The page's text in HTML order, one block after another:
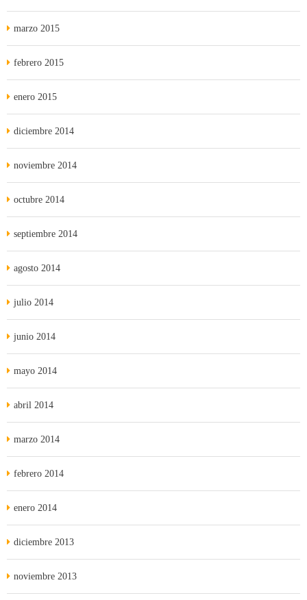
marzo 2015
febrero 2015
enero 2015
diciembre 2014
noviembre 2014
octubre 2014
septiembre 2014
agosto 2014
julio 2014
junio 2014
mayo 2014
abril 2014
marzo 2014
febrero 2014
enero 2014
diciembre 2013
noviembre 2013